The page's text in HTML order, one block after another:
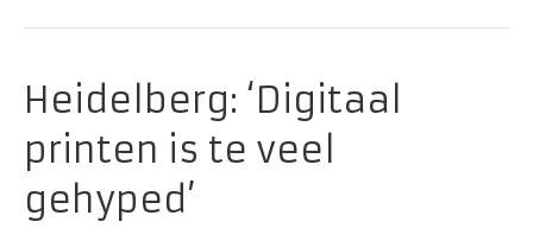
Heidelberg: ‘Digitaal
printen is te veel
gehyped’